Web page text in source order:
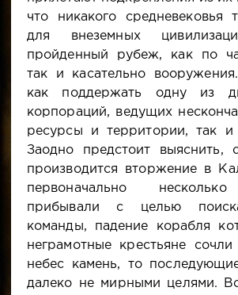
что никакого средневековья
для внеземных
пройденный рубеж, как по
так и касательно
как поддержать одну из
корпораций, ведущих
ресурсы и территории, так и
Заодно предстоит выяснить,
производится вторжение в
первоначально
прибывали с целью
команды, падение корабля
неграмотные крестьяне
небес камень, то
далеко не мирными целями.